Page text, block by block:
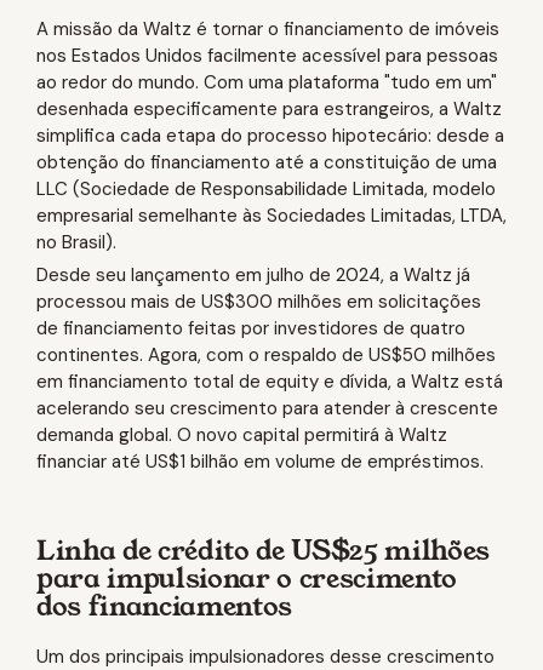
A missão da Waltz é tornar o financiamento de imóveis
nos Estados Unidos facilmente acessível para pessoas
ao redor do mundo. Com uma plataforma "tudo em um"
desenhada especificamente para estrangeiros, a Waltz
simplifica cada etapa do processo hipotecário: desde a
obtenção do financiamento até a constituição de uma
LLC (Sociedade de Responsabilidade Limitada, modelo
empresarial semelhante às Sociedades Limitadas, LTDA,
no Brasil).
Desde seu lançamento em julho de 2024, a Waltz já
processou mais de US$300 milhões em solicitações
de financiamento feitas por investidores de quatro
continentes. Agora, com o respaldo de US$50 milhões
em financiamento total de equity e dívida, a Waltz está
acelerando seu crescimento para atender à crescente
demanda global. O novo capital permitirá à Waltz
financiar até US$1 bilhão em volume de empréstimos.
Linha de crédito de US$25 milhões
para impulsionar o crescimento
dos financiamentos
Um dos principais impulsionadores desse crescimento